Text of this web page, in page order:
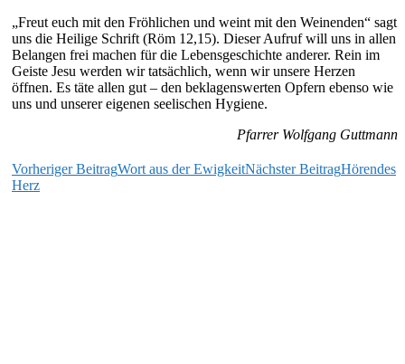
„Freut euch mit den Fröhlichen und weint mit den Weinenden“ sagt
uns die Heilige Schrift (Röm 12,15). Dieser Aufruf will uns in allen
Belangen frei machen für die Lebensgeschichte anderer. Rein im
Geiste Jesu werden wir tatsächlich, wenn wir unsere Herzen
öffnen. Es täte allen gut – den beklagenswerten Opfern ebenso wie
uns und unserer eigenen seelischen Hygiene.
Pfarrer Wolfgang Guttmann
Beitragsnavigation
Vorheriger BeitragWort aus der EwigkeitNächster BeitragHörendes
Herz